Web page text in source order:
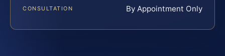
CONSULTATION By Appointment Only